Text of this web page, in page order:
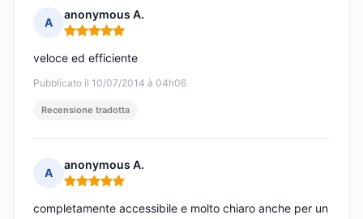
A
anonymous A.
Nota: 5 su 5
Pubblicato il 10/07/2014 à 04h06
veloce ed efficiente
Recensione tradotta
A
anonymous A.
Nota: 5 su 5
completamente accessibile e molto chiaro anche per un